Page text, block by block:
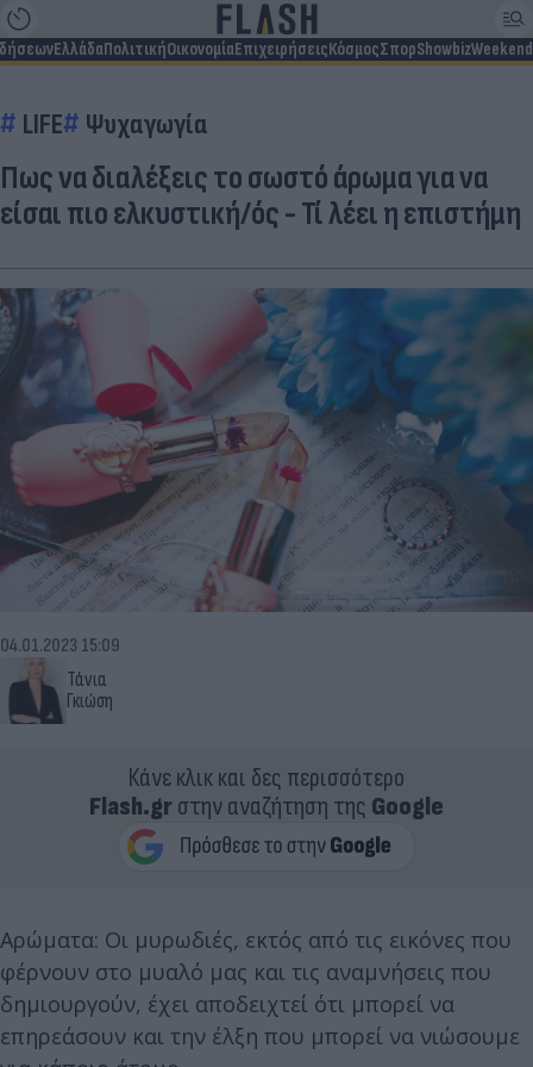
ΕλλάδαΠολιτικήΟικονομίαΕπιχειρήσειςΚόσμοςΣπορShowbizWeekend
LIFE Ψυχαγωγία
Πως να διαλέξεις το σωστό άρωμα για να
είσαι πιο ελκυστική/ός - Τί λέει η επιστήμη
Τάνια
Γκιώση
04.01.2023 15:09
Κάνε κλικ και δες περισσότερο
Flash.grστην αναζήτηση της Google
Αρώματα: Οι μυρωδιές, εκτός από τις εικόνες που
φέρνουν στο μυαλό μας και τις αναμνήσεις που
δημιουργούν, έχει αποδειχτεί ότι μπορεί να
επηρεάσουν και την έλξη που μπορεί να νιώσουμε